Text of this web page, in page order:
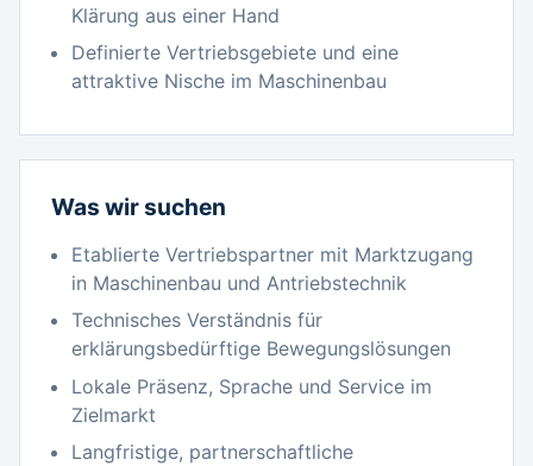
Klärung aus einer Hand
Definierte Vertriebsgebiete und eine
attraktive Nische im Maschinenbau
Was wir suchen
Etablierte Vertriebspartner mit Marktzugang
in Maschinenbau und Antriebstechnik
Technisches Verständnis für
erklärungsbedürftige Bewegungslösungen
Lokale Präsenz, Sprache und Service im
Zielmarkt
Langfristige, partnerschaftliche